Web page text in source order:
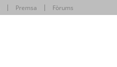
Premsa Fòrums